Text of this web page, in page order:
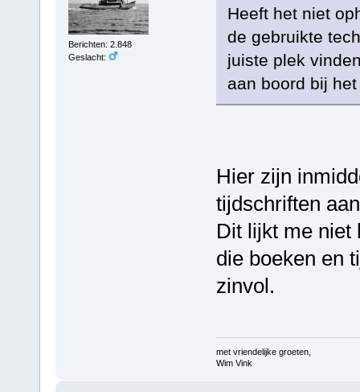
Berichten: 2.848
Geslacht:
Heeft het niet
de gebruikte
juiste plek
aan boord bij
Hier zijn
tijdschriften
Dit lijkt me niet
die boeken en
zinvol.
met vriendelijke groeten,
Wim Vink